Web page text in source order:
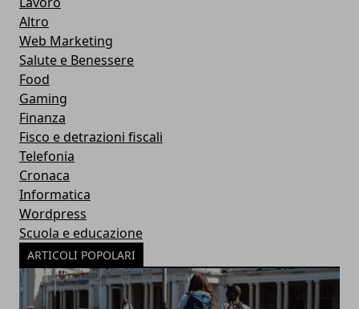
Altro
Web Marketing
Salute e Benessere
Food
Gaming
Finanza
Fisco e detrazioni fiscali
Telefonia
Cronaca
Informatica
Wordpress
Scuola e educazione
ARTICOLI POPOLARI